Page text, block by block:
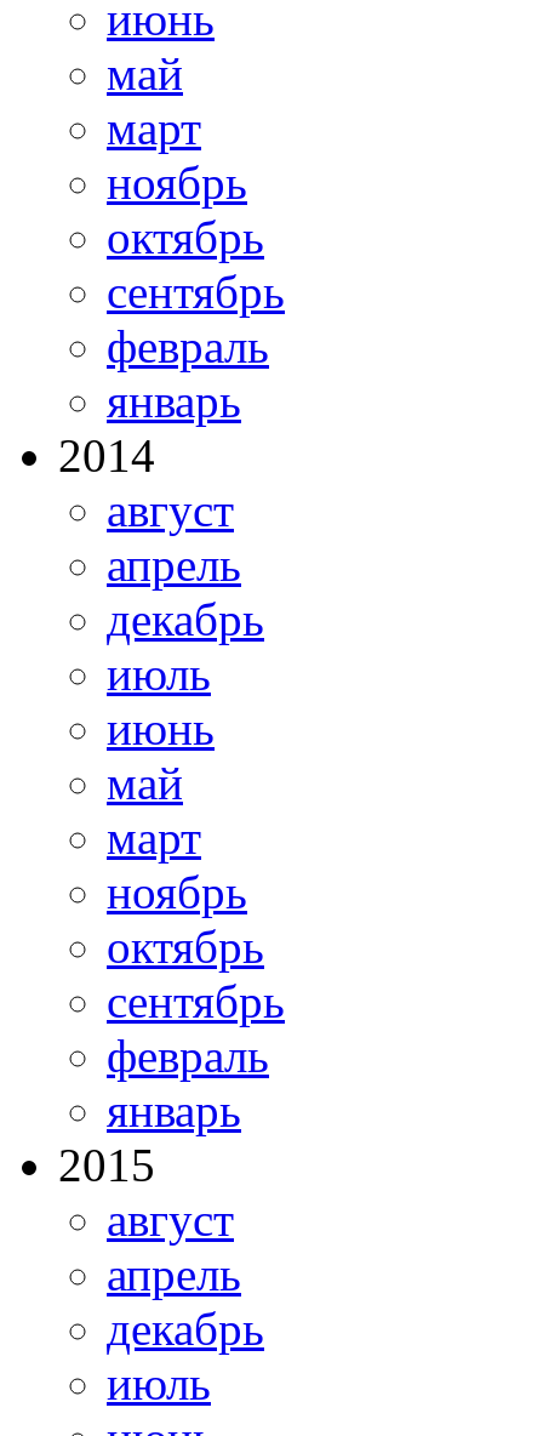
июнь
май
март
ноябрь
октябрь
сентябрь
февраль
январь
2014
август
апрель
декабрь
июль
июнь
май
март
ноябрь
октябрь
сентябрь
февраль
январь
2015
август
апрель
декабрь
июль